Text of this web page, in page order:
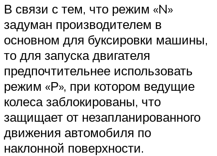
В связи с тем, что режим «N»
задуман производителем в
основном для буксировки машины,
то для запуска двигателя
предпочтительнее использовать
режим «Р», при котором ведущие
колеса заблокированы, что
защищает от незапланированного
движения автомобиля по
наклонной поверхности.